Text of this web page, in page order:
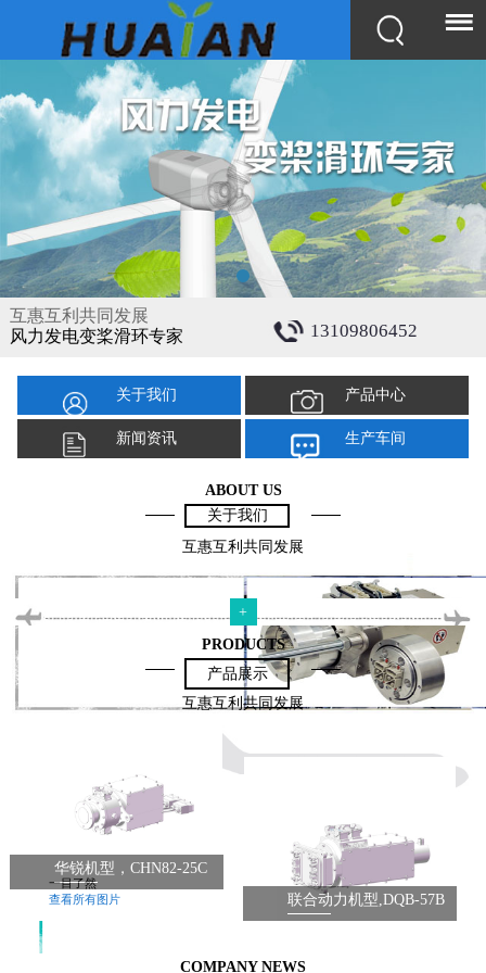
互惠互利共同发展
风力发电变桨滑环专家
13109806452
关于我们 产品中心
新闻资讯 生产车间
ABOUT US
关于我们
互惠互利共同发展
+
PRODUCTS
产品展示
互惠互利共同发展
华锐机型，CHN82-25C
联合动力机型,DQB-57B
一目了然
查看所有图片
COMPANY NEWS